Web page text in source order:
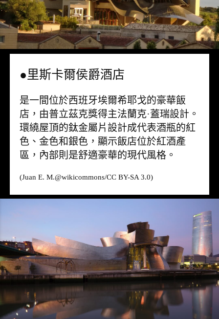
●里斯卡爾侯爵酒店
是一間位於西班牙埃爾希耶戈的豪華飯
店，由普立茲克獎得主法蘭克·蓋瑞設計。
環繞屋頂的鈦金屬片設計成代表酒瓶的紅
色、金色和銀色，顯示飯店位於紅酒產
區，內部則是舒適豪華的現代風格。
(Juan E. M.@wikicommons/CC BY-SA 3.0)